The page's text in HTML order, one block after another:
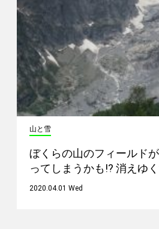
山と雪
ぼくらの山のフィールド
ってしまうかも!? 消えゆ
2020.04.01 Wed